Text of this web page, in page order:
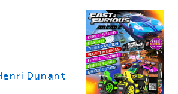
Dunant